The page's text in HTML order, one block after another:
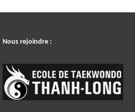
Nous rejoindre :